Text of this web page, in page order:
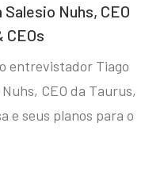
Nuhs, CEO
CEOs
entrevistador Tiago
CEO da Taurus,
e seus planos para o